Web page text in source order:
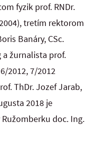
fyzik prof. RNDr.
tretím rektorom
Banáry, CSc.
a žurnalista prof.
2012, 7/2012
ThDr. Jozef Jarab,
2018 je
doc. Ing.